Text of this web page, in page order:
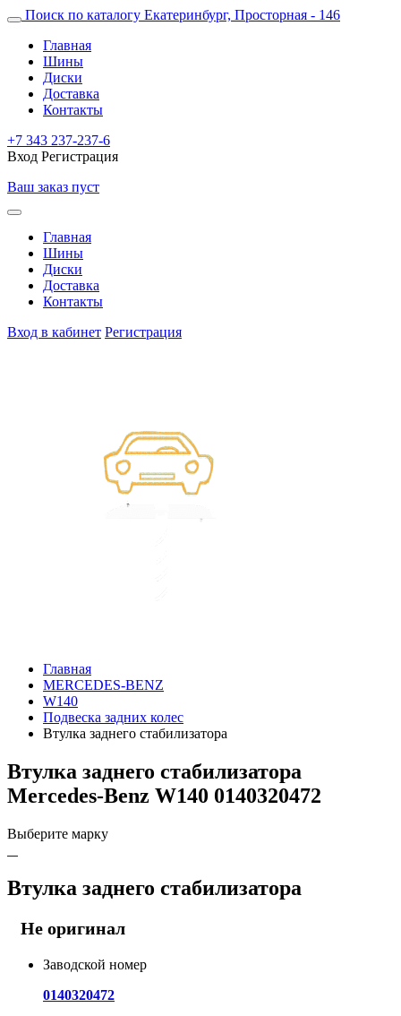
Поиск по каталогу Екатеринбург, Просторная - 146
Главная
Шины
Диски
Доставка
Контакты
+7 343 237-237-6
Вход Регистрация
Ваш заказ пуст
Главная
Шины
Диски
Доставка
Контакты
Вход в кабинет Регистрация
Главная
MERCEDES-BENZ
W140
Подвеска задних колес
Втулка заднего стабилизатора
Втулка заднего стабилизатора
Mercedes-Benz W140 0140320472
Выберите марку
Втулка заднего стабилизатора
Не оригинал
Заводской номер
0140320472